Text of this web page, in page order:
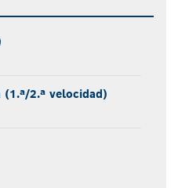
2.ª velocidad)